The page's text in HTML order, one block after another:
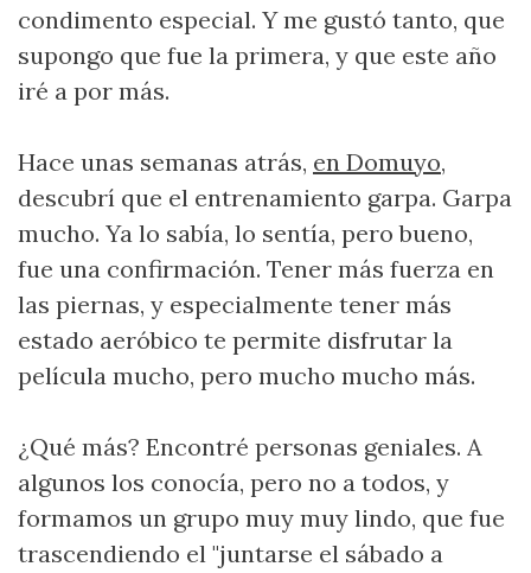
condimento especial. Y me gustó tanto, que
supongo que fue la primera, y que este año
iré a por más.
Hace unas semanas atrás, en Domuyo,
descubrí que el entrenamiento garpa. Garpa
mucho. Ya lo sabía, lo sentía, pero bueno,
fue una confirmación. Tener más fuerza en
las piernas, y especialmente tener más
estado aeróbico te permite disfrutar la
película mucho, pero mucho mucho más.
¿Qué más? Encontré personas geniales. A
algunos los conocía, pero no a todos, y
formamos un grupo muy muy lindo, que fue
trascendiendo el "juntarse el sábado a